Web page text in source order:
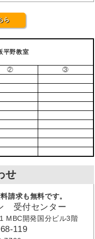
ら
平野教室
②
③
せ
請求も無料です。
受付センター
MBC開発国分ビル3階
119